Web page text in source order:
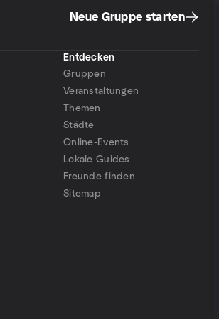
Neue Gruppe starten
Entdecken
Gruppen
Veranstaltungen
Themen
Städte
Online-Events
Lokale Guides
Freunde finden
Sitemap